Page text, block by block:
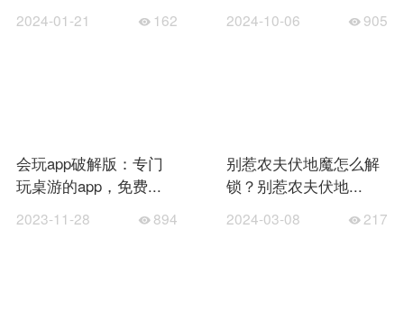
2024-01-21 162 2024-10-06 905
会玩app破解版：专门
玩桌游的app，免费...
2023-11-28 894
别惹农夫伏地魔怎么解
锁？别惹农夫伏地...
2024-03-08 217